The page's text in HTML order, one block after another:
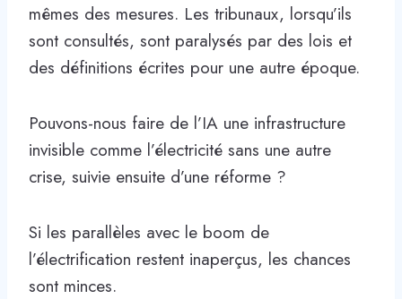
mêmes des mesures. Les tribunaux, lorsqu’ils
sont consultés, sont paralysés par des lois et
des définitions écrites pour une autre époque.
Pouvons-nous faire de l’IA une infrastructure
invisible comme l’électricité sans une autre
crise, suivie ensuite d’une réforme ?
Si les parallèles avec le boom de
l’électrification restent inaperçus, les chances
sont minces.